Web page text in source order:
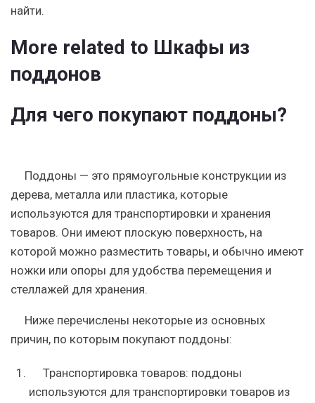
найти.
More related to Шкафы из
поддонов
Для чего покупают поддоны?
Поддоны — это прямоугольные конструкции из
дерева, металла или пластика, которые
используются для транспортировки и хранения
товаров. Они имеют плоскую поверхность, на
которой можно разместить товары, и обычно имеют
ножки или опоры для удобства перемещения и
стеллажей для хранения.
Ниже перечислены некоторые из основных
причин, по которым покупают поддоны:
Транспортировка товаров: поддоны
используются для транспортировки товаров из